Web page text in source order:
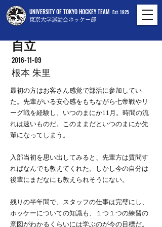
UNIVERSITY OF TOKYO HOCKEY TEAM
東京大学運動会ホッケー部
Est. 1925
自立
2016-11-09
根本 朱里
最初の方はお客さん感覚で部活に参加してい
た。先輩がいる安心感をもちながら七帝戦やリ
ーグ戦を経験し、いつのまにか11月。時間の流
れは速いものだ。このままだといつのまにか先
輩になってしまう。
入部当初を思い出してみると、先輩方は質問す
ればなんでも教えてくれた。しかし今の自分は
後輩にまだなにも教えられそうにない。
残りの半年間で、スタッフの仕事は完璧にし、
ホッケーについての知識も、１つ１つの練習の
意図がわかるくらいには学ぶのが今の目標だ。